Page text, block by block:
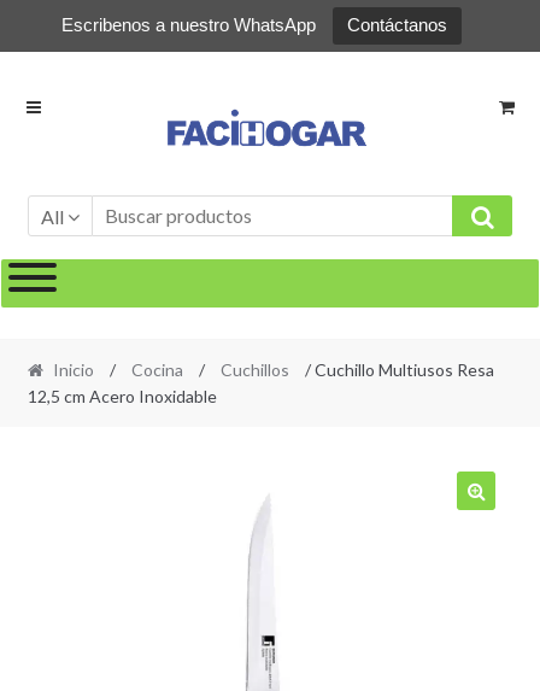
Escribenos a nuestro WhatsApp Contáctanos
Ir
Ir
All
Inicio / Cocina / Cuchillos
/ Cuchillo Multiusos Resa
12,5 cm Acero Inoxidable